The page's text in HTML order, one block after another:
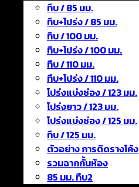
ทึบ / 85 มม.
ทึบ+โปร่ง / 85 มม.
ทึบ / 100 มม.
ทึบ+โปร่ง / 100 มม.
ทึบ / 110 มม.
ทึบ+โปร่ง / 110 มม.
โปร่งแบ่งช่อง / 123 มม.
โปร่งยาว / 123 มม.
โปร่งแบ่งช่อง / 125 มม.
ทึบ / 125 มม.
ตัวอย่าง การติดรางโค้ง
รวมฉากกั้นห้อง
85 มม. ทึบ2